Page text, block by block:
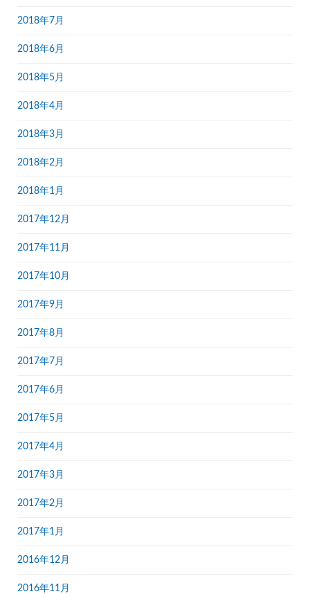
2018年7月
2018年6月
2018年5月
2018年4月
2018年3月
2018年2月
2018年1月
2017年12月
2017年11月
2017年10月
2017年9月
2017年8月
2017年7月
2017年6月
2017年5月
2017年4月
2017年3月
2017年2月
2017年1月
2016年12月
2016年11月